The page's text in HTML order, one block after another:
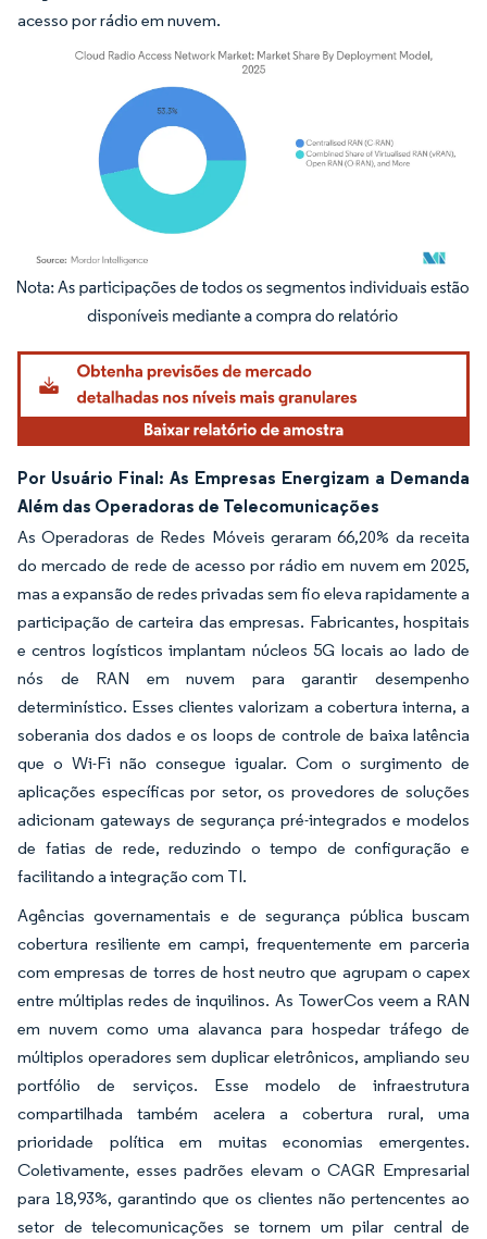
acesso por rádio em nuvem.
Imagem © Mordor Intelligence. O reuso requer atribuição conforme CC BY 4.0.
Por Usuário Final: As Empresas Energizam a Demanda
Além das Operadoras de Telecomunicações
As Operadoras de Redes Móveis geraram 66,20% da receita
do mercado de rede de acesso por rádio em nuvem em 2025,
mas a expansão de redes privadas sem fio eleva rapidamente a
participação de carteira das empresas. Fabricantes, hospitais
e centros logísticos implantam núcleos 5G locais ao lado de
nós de RAN em nuvem para garantir desempenho
determinístico. Esses clientes valorizam a cobertura interna, a
soberania dos dados e os loops de controle de baixa latência
que o Wi-Fi não consegue igualar. Com o surgimento de
aplicações específicas por setor, os provedores de soluções
adicionam gateways de segurança pré-integrados e modelos
de fatias de rede, reduzindo o tempo de configuração e
facilitando a integração com TI.
Agências governamentais e de segurança pública buscam
cobertura resiliente em campi, frequentemente em parceria
com empresas de torres de host neutro que agrupam o capex
entre múltiplas redes de inquilinos. As TowerCos veem a RAN
em nuvem como uma alavanca para hospedar tráfego de
múltiplos operadores sem duplicar eletrônicos, ampliando seu
portfólio de serviços. Esse modelo de infraestrutura
compartilhada também acelera a cobertura rural, uma
prioridade política em muitas economias emergentes.
Coletivamente, esses padrões elevam o CAGR Empresarial
para 18,93%, garantindo que os clientes não pertencentes ao
setor de telecomunicações se tornem um pilar central de